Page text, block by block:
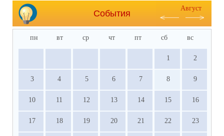
События
Август
пн вт ср чт пт сб вс
1 2
3 4 5 6 7 8 9
10 11 12 13 14 15 16
17 18 19 20 21 22 23